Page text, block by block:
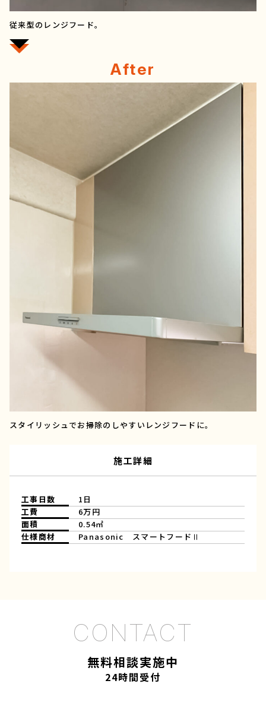
従来型のレンジフード。
After
スタイリッシュでお掃除のしやすいレンジフードに。
施工詳細
工事日数
1日
工費
6万円
面積
0.54㎡
仕様商材
Panasonic スマートフードⅡ
無料相談実施中
24時間受付